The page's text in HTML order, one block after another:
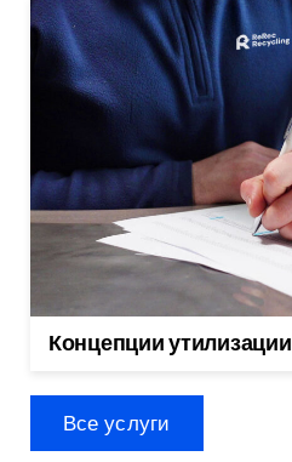
Концепции утилизации
Все услуги